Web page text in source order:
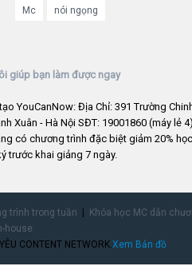
Mc nói ngọng
giúp bạn làm được ngay
YouCanNow: Địa Chỉ: 391 Trường
Xuân - Hà Nội SĐT: 19001860 (máy lẻ
có chương trình đặc biệt giảm 20%
trước khai giảng 7 ngày.
trình trong tuần Khóa học MC dẫn
house
CONTENT NETWORK. Xem Bản đồ